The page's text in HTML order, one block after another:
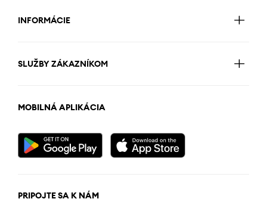
INFORMÁCIE
SLUŽBY ZÁKAZNÍKOM
MOBILNÁ APLIKÁCIA
PRIPOJTE SA K NÁM